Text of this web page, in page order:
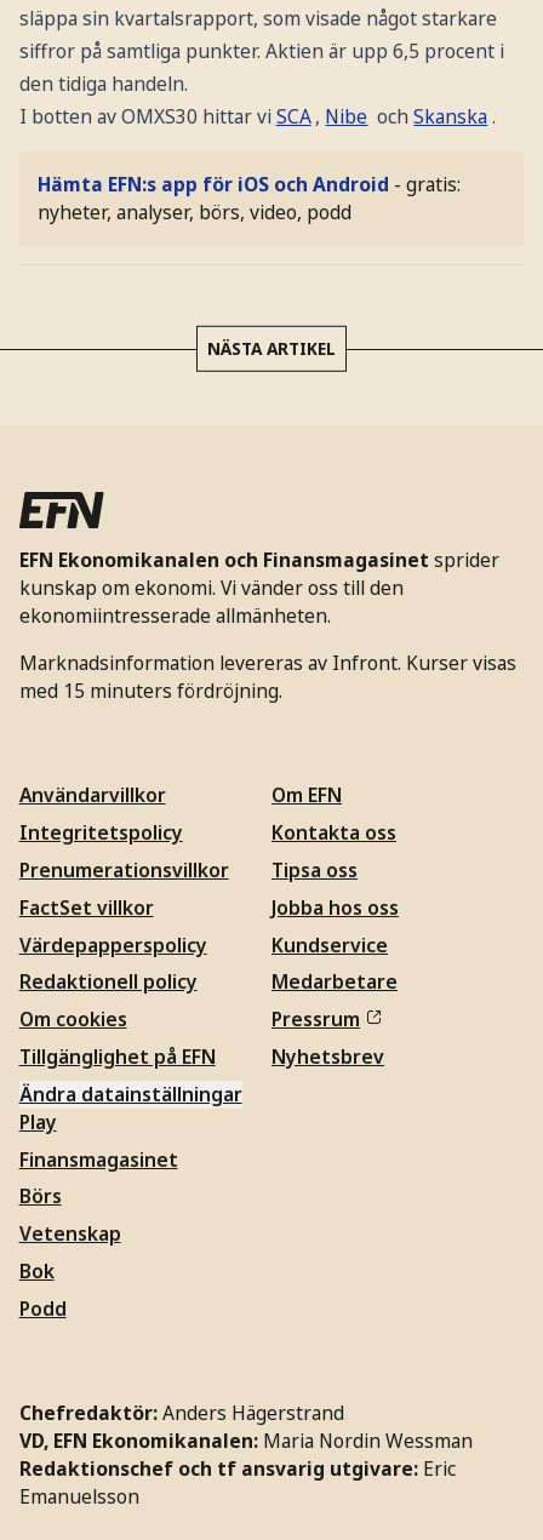
släppa sin kvartalsrapport, som visade något starkare
siffror på samtliga punkter. Aktien är upp 6,5 procent i
den tidiga handeln.
I botten av OMXS30 hittar vi SCA , Nibe ochSkanska.
Hämta EFN:s app för iOS och Android - gratis:
nyheter, analyser, börs, video, podd
NÄSTA ARTIKEL
EFN Ekonomikanalen och Finansmagasinet sprider
kunskap om ekonomi. Vi vänder oss till den
ekonomiintresserade allmänheten.
Marknadsinformation levereras av Infront. Kurser visas
med 15 minuters fördröjning.
Användarvillkor
Integritetspolicy
Prenumerationsvillkor
FactSet villkor
Värdepapperspolicy
Redaktionell policy
Om cookies
Tillgänglighet på EFN
Ändra datainställningar
Om EFN
Kontakta oss
Tipsa oss
Jobba hos oss
Kundservice
Medarbetare
Pressrum
Nyhetsbrev
Play
Finansmagasinet
Börs
Vetenskap
Bok
Podd
Chefredaktör:Anders Hägerstrand
VD, EFN Ekonomikanalen: Maria Nordin Wessman
Redaktionschef och tf ansvarig utgivare: Eric
Emanuelsson